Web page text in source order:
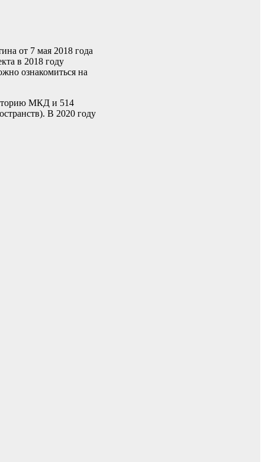
от 7 мая 2018 года
в 2018 году
ознакомиться на
МКД и 514
В 2020 году